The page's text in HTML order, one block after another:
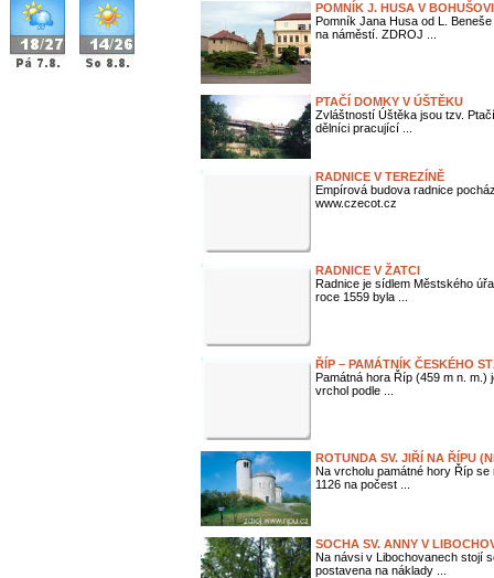
POMNÍK J. HUSA V
Pomník Jana Husa od L.
na náměstí. ZDROJ ...
PTAČÍ DOMKY V ÚŠTĚKU
Zvláštností Úštěka jsou tzv.
dělníci pracující ...
RADNICE V TEREZÍNĚ
Empírová budova radnice
www.czecot.cz
RADNICE V ŽATCI
Radnice je sídlem Městského
roce 1559 byla ...
ŘÍP – PAMÁTNÍK ČESKÉHO
Památná hora Říp (459 m n. m.)
vrchol podle ...
ROTUNDA SV. JIŘÍ NA ŘÍPU
Na vrcholu památné hory Říp
1126 na počest ...
SOCHA SV. ANNY V
Na návsi v Libochovanech stojí
postavena na náklady ...